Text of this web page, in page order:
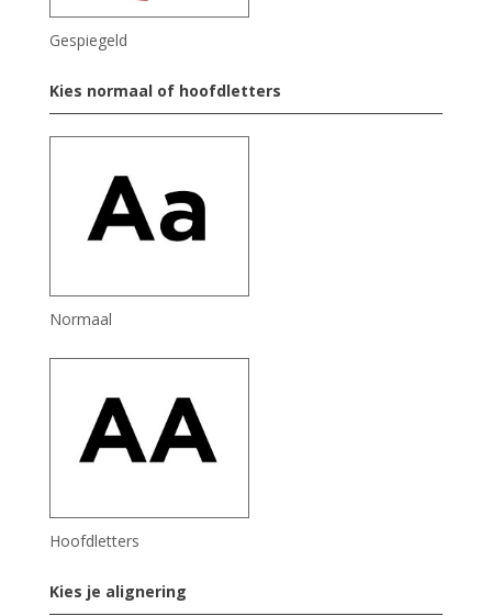
Gespiegeld
Kies normaal of hoofdletters
Normaal
Hoofdletters
Kies je alignering